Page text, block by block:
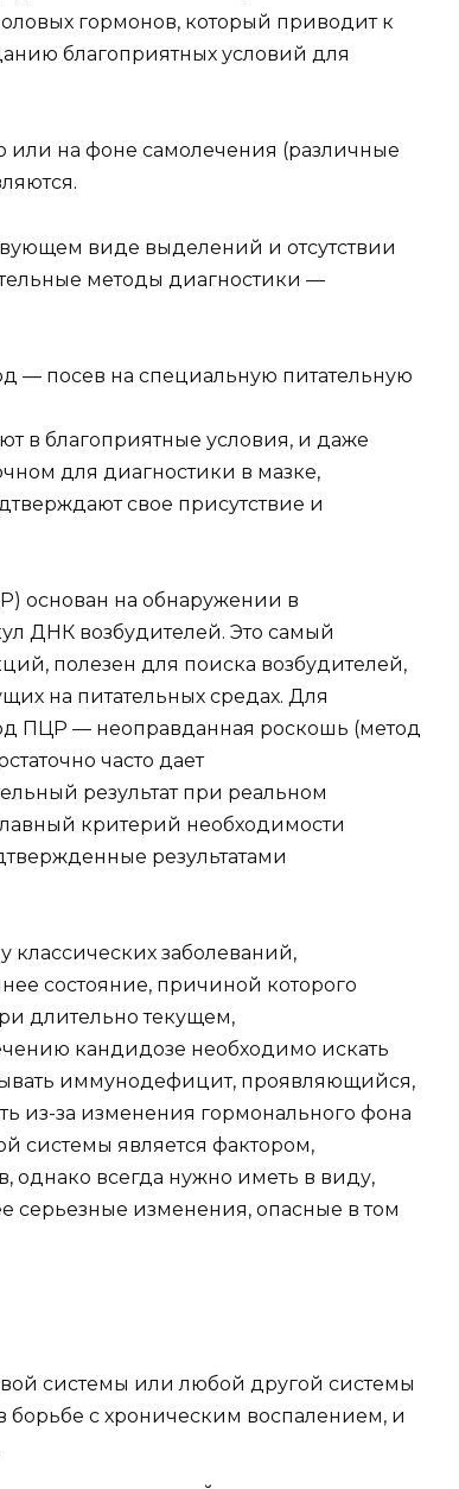
гормонов, который приводит к
благоприятных условий для
или на фоне самолечения (различные
виде выделений и отсутствии
методы диагностики —
— посев на специальную питательную
в благоприятные условия, и даже
для диагностики в мазке,
свое присутствие и
основан на обнаружении в
ДНК возбудителей. Это самый
полезен для поиска возбудителей,
на питательных средах. Для
ПЦР — неоправданная роскошь (метод
часто дает
результат при реальном
критерий необходимости
результатами
классических заболеваний,
состояние, причиной которого
длительно текущем,
кандидозе необходимо искать
иммунодефицит, проявляющийся,
из-за изменения гормонального фона
системы является фактором,
всегда нужно иметь в виду,
серьезные изменения, опасные в том
системы или любой другой системы
борьбе с хроническим воспалением, и